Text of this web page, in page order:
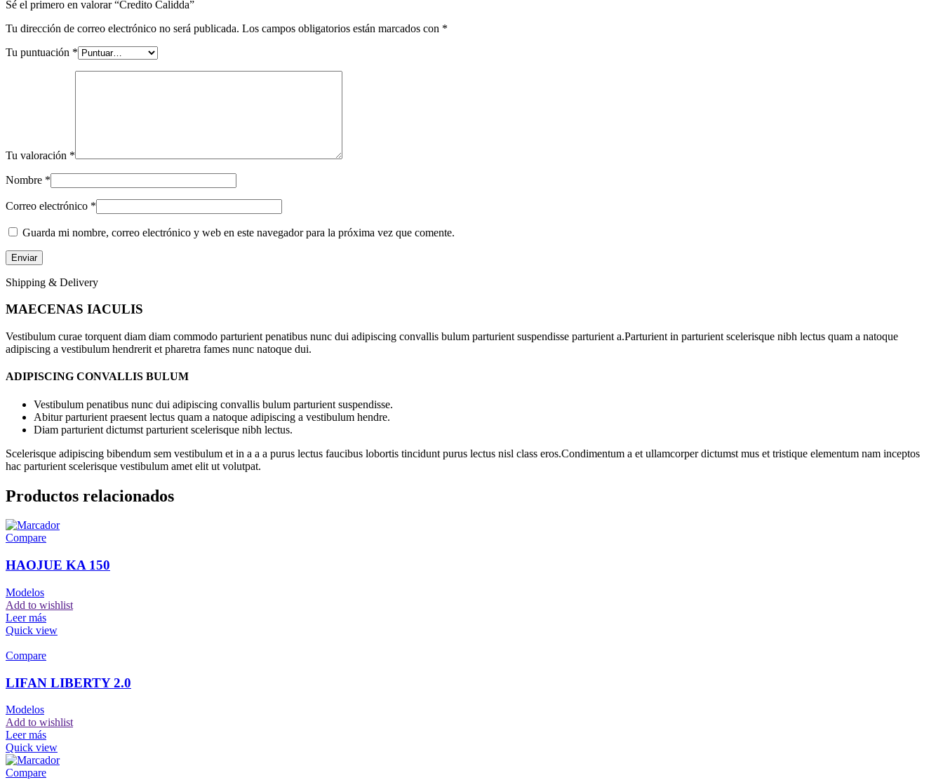
Sé el primero en valorar “Credito Calidda”
Tu dirección de correo electrónico no será publicada. Los campos obligatorios están marcados con *
Tu puntuación *
Tu valoración *
Nombre *
Correo electrónico *
Guarda mi nombre, correo electrónico y web en este navegador para la próxima vez que comente.
Shipping & Delivery
MAECENAS IACULIS
Vestibulum curae torquent diam diam commodo parturient penatibus nunc dui adipiscing convallis bulum parturient suspendisse parturient a.Parturient in parturient scelerisque nibh lectus quam a natoque
adipiscing a vestibulum hendrerit et pharetra fames nunc natoque dui.
ADIPISCING CONVALLIS BULUM
Vestibulum penatibus nunc dui adipiscing convallis bulum parturient suspendisse.
Abitur parturient praesent lectus quam a natoque adipiscing a vestibulum hendre.
Diam parturient dictumst parturient scelerisque nibh lectus.
Scelerisque adipiscing bibendum sem vestibulum et in a a a purus lectus faucibus lobortis tincidunt purus lectus nisl class eros.Condimentum a et ullamcorper dictumst mus et tristique elementum nam inceptos
hac parturient scelerisque vestibulum amet elit ut volutpat.
Productos relacionados
Compare
HAOJUE KA 150
Modelos
Add to wishlist
Leer más
Quick view
Compare
LIFAN LIBERTY 2.0
Modelos
Add to wishlist
Leer más
Quick view
Compare